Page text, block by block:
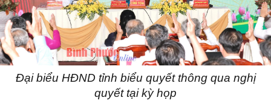
Đại biểu HĐND tỉnh biểu quyết thông qua nghị
quyết tại kỳ họp